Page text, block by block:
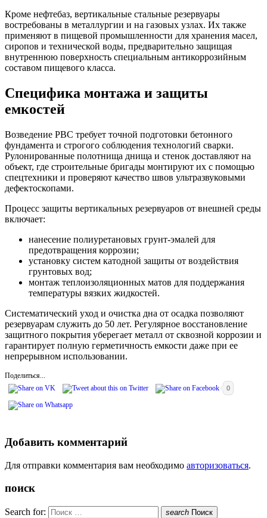
Кроме нефтебаз, вертикальные стальные резервуары
востребованы в металлургии и на газовых узлах. Их также
применяют в пищевой промышленности для хранения масел,
сиропов и технической воды, предварительно защищая
внутреннюю поверхность специальным антикоррозийным
составом пищевого класса.
Специфика монтажа и защиты
емкостей
Возведение РВС требует точной подготовки бетонного
фундамента и строгого соблюдения технологий сварки.
Рулонированные полотнища днища и стенок доставляют на
объект, где строительные бригады монтируют их с помощью
спецтехники и проверяют качество швов ультразвуковыми
дефектоскопами.
Процесс защиты вертикальных резервуаров от внешней среды
включает:
нанесение полиуретановых грунт-эмалей для
предотвращения коррозии;
установку систем катодной защиты от воздействия
грунтовых вод;
монтаж теплоизоляционных матов для поддержания
температуры вязких жидкостей.
Систематический уход и очистка дна от осадка позволяют
резервуарам служить до 50 лет. Регулярное восстановление
защитного покрытия уберегает металл от сквозной коррозии и
гарантирует полную герметичность емкости даже при ее
непрерывном использовании.
Поделиться...
0
Добавить комментарий
Для отправки комментария вам необходимо авторизоваться.
поиск
Search for: search Поиск